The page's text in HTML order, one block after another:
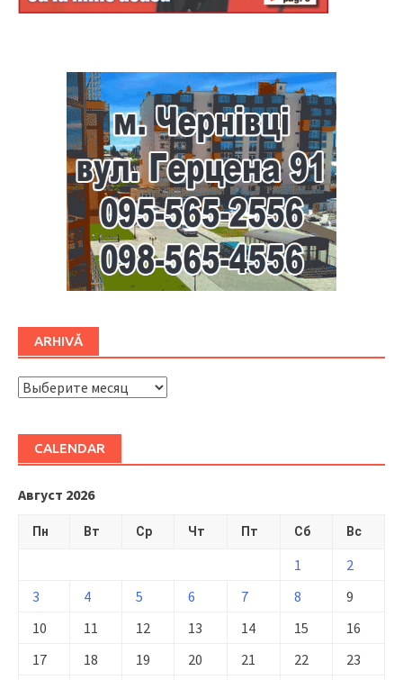
ARHIVĂ
ARHIVĂ
CALENDAR
Август 2026
Пн Вт Ср Чт Пт Сб Вс
1
2
3
4 5 6 7 8
9
10
11 12 13 14 15
16
17
18 19 20 21 22
23